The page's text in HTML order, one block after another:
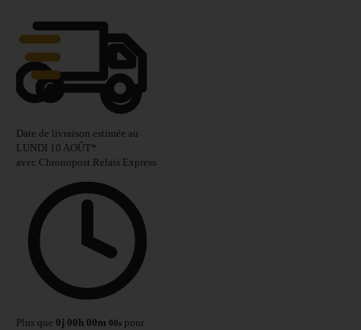
Date de livraison estimée au
LUNDI 10 AOÛT*
avec Chronopost Relais Express
Plus que 0j 00h 00m 00s pour